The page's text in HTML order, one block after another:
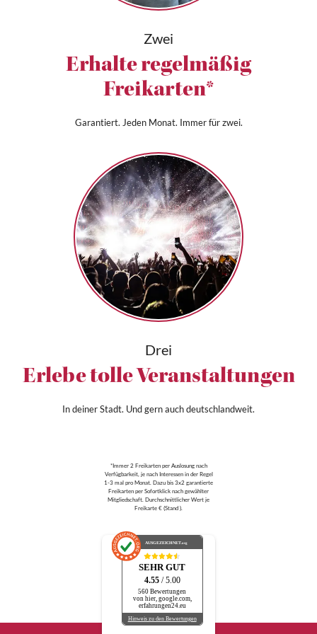
Zwei
Erhalte regelmäßig
Freikarten*
Garantiert. Jeden Monat. Immer für zwei.
Drei
Erlebe tolle Veranstaltungen
In deiner Stadt. Und gern auch deutschlandweit.
*Immer 2 Freikarten per Auslosung nach
Verfügbarkeit, je nach Interessen in der Regel
1-3 mal pro Monat. Dazu bis 3x2 garantierte
Freikarten per Sofortklick nach gewählter
Mitgliedschaft. Durchschnittlicher Wert je
Freikarte € (Stand ).
AUSGEZEICHNET.org
SEHR GUT
4.55 / 5.00
560 Bewertungen
von hier, google.com,
erfahrungen24.eu
Hinweis zu den Bewertungen